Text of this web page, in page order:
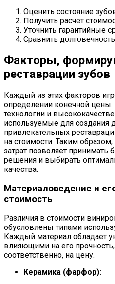
Оценить состояние
Получить расчет
Уточнить гарантийные
Сравнить
Факторы,
реставрации зубов
Каждый из этих факторов
определении конечной
технологии и
используемые для создания
привлекательных
на стоимости. Таким
затрат позволяет принимать
решения и выбирать
качества.
Материаловедение и
стоимость
Различия в стоимости
обусловлены типами
Каждый материал обладает
влияющими на его прочность,
соответственно, на цену.
Керамика (фарфор):